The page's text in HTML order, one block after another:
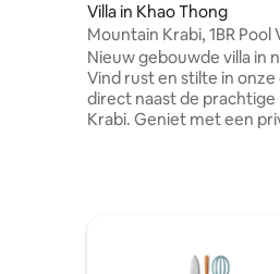
Villa in Khao Thong
Mountain Krabi, 1BR Pool
Nieuw gebouwde villa in
Vind rust en stilte in onze
direct naast de prachtige
Krabi. Geniet met een
omgeving en een
comfort, zodat je kunt